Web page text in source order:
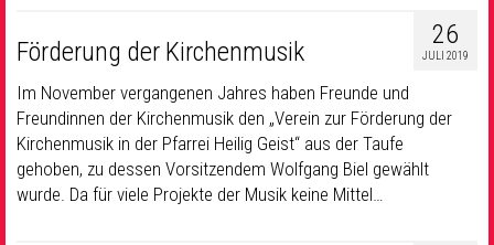
26
JULI 2019
Förderung der Kirchenmusik
Im November vergangenen Jahres haben Freunde und
Freundinnen der Kirchenmusik den „Verein zur Förderung der
Kirchenmusik in der Pfarrei Heilig Geist“ aus der Taufe
gehoben, zu dessen Vorsitzendem Wolfgang Biel gewählt
wurde. Da für viele Projekte der Musik keine Mittel…